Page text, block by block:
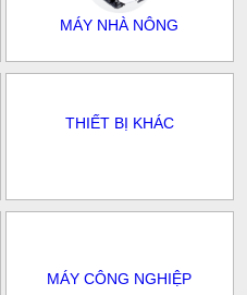
MÁY NHÀ NÔNG
THIẾT BỊ KHÁC
MÁY CÔNG NGHIỆP